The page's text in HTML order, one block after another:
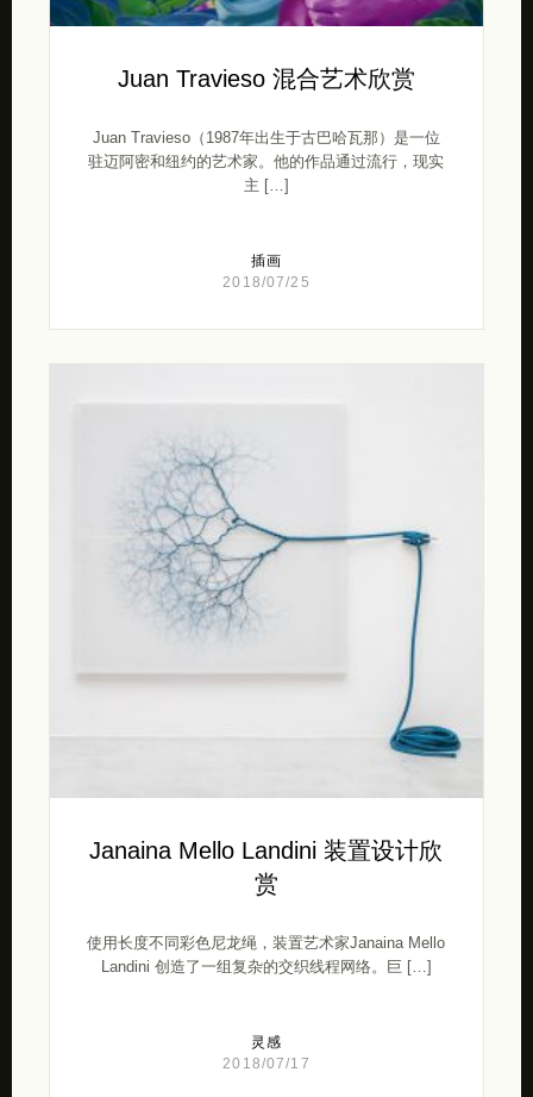
Juan Travieso 混合艺术欣赏
Juan Travieso（1987年出生于古巴哈瓦那）是一位
驻迈阿密和纽约的艺术家。他的作品通过流行，现实
主 […]
插画
2018/07/25
Janaina Mello Landini 装置设计欣
赏
使用长度不同彩色尼龙绳，装置艺术家Janaina Mello
Landini 创造了一组复杂的交织线程网络。巨 […]
灵感
2018/07/17